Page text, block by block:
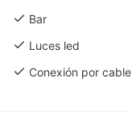
Bar
Luces led
Conexión por cable